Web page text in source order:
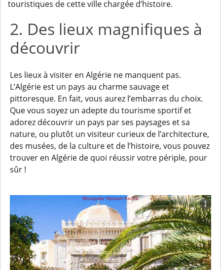
touristiques de cette ville chargée d’histoire.
2. Des lieux magnifiques à
découvrir
Les lieux à visiter en Algérie ne manquent pas.
L’Algérie est un pays au charme sauvage et
pittoresque. En fait, vous aurez l’embarras du choix.
Que vous soyez un adepte du tourisme sportif et
adorez découvrir un pays par ses paysages et sa
nature, ou plutôt un visiteur curieux de l’architecture,
des musées, de la culture et de l’histoire, vous pouvez
trouver en Algérie de quoi réussir votre périple, pour
sûr !
Mosquée Hassan Pacha